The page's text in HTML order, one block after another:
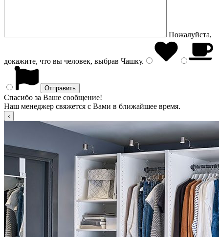
Пожалуйста,
докажите, что вы человек, выбрав Чашку.
Спасибо за Ваше сообщение!
Наш менеджер свяжется с Вами в ближайшее время.